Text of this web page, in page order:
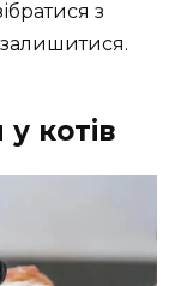
з
котів